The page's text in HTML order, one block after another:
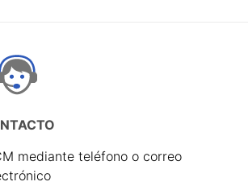
mediante teléfono o correo